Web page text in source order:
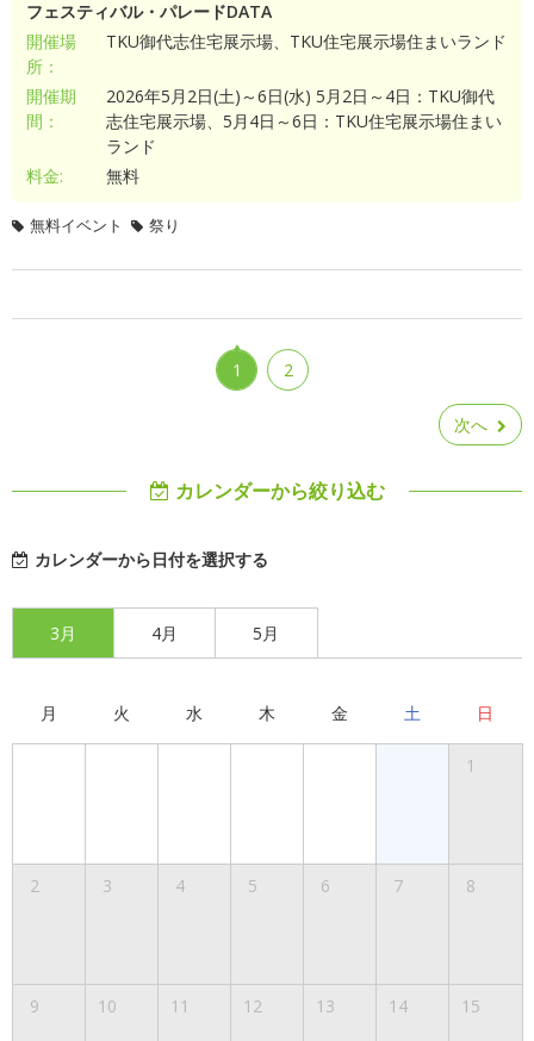
フェスティバル・パレードDATA
開催場
所：
TKU御代志住宅展示場、TKU住宅展示場住まいランド
開催期
間：
2026年5月2日(土)～6日(水) 5月2日～4日：TKU御代
志住宅展示場、5月4日～6日：TKU住宅展示場住まい
ランド
料金:
無料
無料イベント 祭り
1 2
次へ
カレンダーから絞り込む
カレンダーから日付を選択する
3月 4月 5月
月 火 水 木 金 土 日
1
2 3 4 5 6 7 8
9 10 11 12 13 14 15